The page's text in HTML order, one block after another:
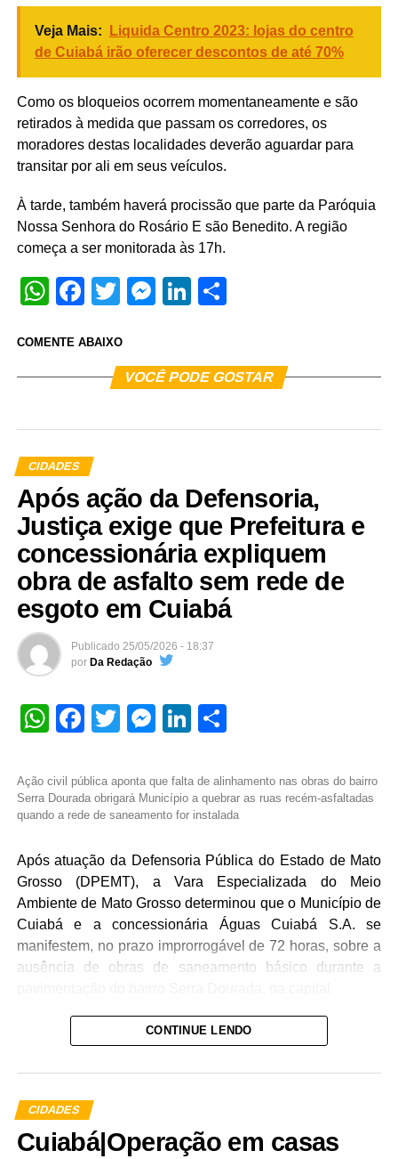
Veja Mais:
Liquida Centro 2023: lojas do centro
de Cuiabá irão oferecer descontos de até 70%
Como os bloqueios ocorrem momentaneamente e são
retirados à medida que passam os corredores, os
moradores destas localidades deverão aguardar para
transitar por ali em seus veículos.
À tarde, também haverá procissão que parte da Paróquia
Nossa Senhora do Rosário E são Benedito. A região
começa a ser monitorada às 17h.
WhatsApp
Facebook
TwitterMessenger
LinkedIn
COMENTE ABAIXO
VOCÊ PODE GOSTAR
CIDADES
Após ação da Defensoria,
Justiça exige que Prefeitura e
concessionária expliquem
obra de asfalto sem rede de
esgoto em Cuiabá
Publicado 25/05/2026 - 18:37
por Da Redação
WhatsApp
Facebook
TwitterMessenger
LinkedIn
Ação civil pública aponta que falta de alinhamento nas obras do bairro
Serra Dourada obrigará Município a quebrar as ruas recém-asfaltadas
quando a rede de saneamento for instalada
Após atuação da Defensoria Pública do Estado de Mato
Grosso (DPEMT), a Vara Especializada do Meio
Ambiente de Mato Grosso determinou que o Município de
Cuiabá e a concessionária Águas Cuiabá S.A. se
manifestem, no prazo improrrogável de 72 horas, sobre a
ausência de obras de saneamento básico durante a
A decisão judicial da última quarta-feira (20) atende à
solicitação da Defensoria, que ingressou com uma ação
civil pública (ACP), com pedido de liminar, para evitar o
ambiente.
De acordo com a ACP, a Prefeitura está avançando com
CONTINUE LENDO
CIDADES
Cuiabá|Operação em casas